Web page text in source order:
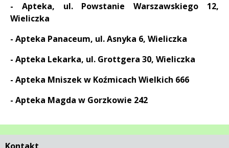
- Apteka, ul. Powstanie Warszawskiego 12,
Wieliczka
- Apteka Panaceum, ul. Asnyka 6, Wieliczka
- Apteka Lekarka, ul. Grottgera 30, Wieliczka
- Apteka Mniszek w Koźmicach Wielkich 666
- Apteka Magda w Gorzkowie 242